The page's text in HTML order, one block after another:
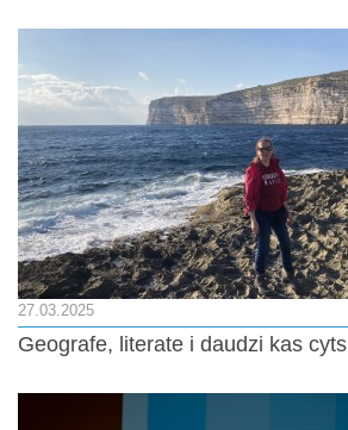
27.03.2025
Geografe, literate i daudzi kas cyts